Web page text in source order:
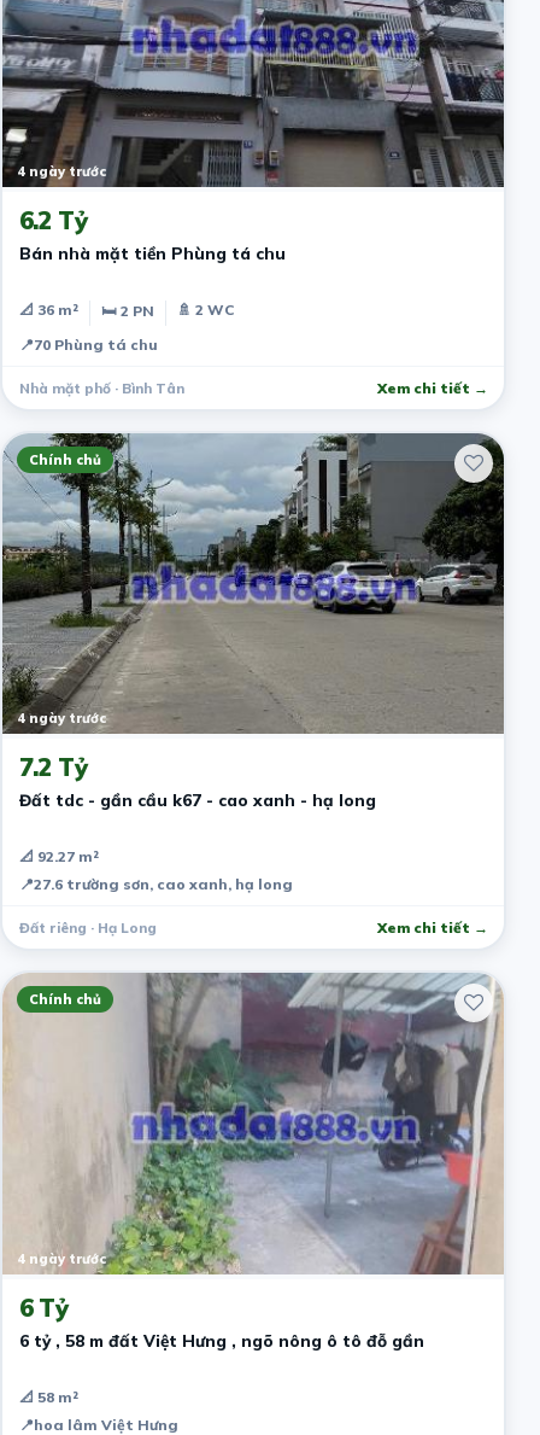
4 ngày trước
6.2 Tỷ
Bán nhà mặt tiền Phùng tá chu
📐 36 m² 🛏 2 PN
🚿 2 WC
📍70 Phùng tá chu
Nhà mặt phố · Bình Tân Xem chi tiết →
Chính chủ
4 ngày trước
7.2 Tỷ
Đất tdc - gần cầu k67 - cao xanh - hạ long
📐 92.27 m²
📍27.6 trường sơn, cao xanh, hạ long
Đất riêng · Hạ Long Xem chi tiết →
Chính chủ
4 ngày trước
6 Tỷ
6 tỷ , 58 m đất Việt Hưng , ngõ nông ô tô đỗ gần
📐 58 m²
📍hoa lâm Việt Hưng